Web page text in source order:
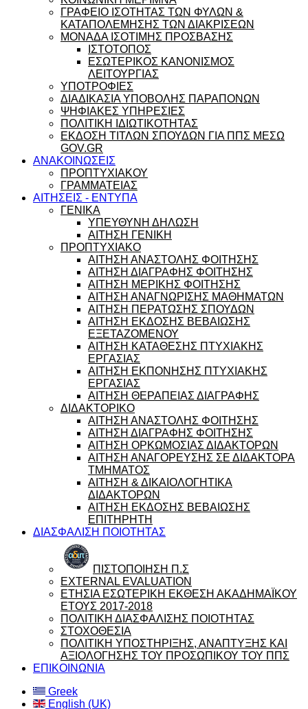
ΓΡΑΦΕΙΟ ΙΣΟΤΗΤΑΣ ΤΩΝ ΦΥΛΩΝ &
ΚΑΤΑΠΟΛΕΜΗΣΗΣ ΤΩΝ ΔΙΑΚΡΙΣΕΩΝ
ΜΟΝΑΔΑ ΙΣΟΤΙΜΗΣ ΠΡΟΣΒΑΣΗΣ
ΙΣΤΟΤΟΠΟΣ
ΕΣΩΤΕΡΙΚΟΣ ΚΑΝΟΝΙΣΜΟΣ
ΛΕΙΤΟΥΡΓΙΑΣ
ΥΠΟΤΡΟΦΙΕΣ
ΔΙΑΔΙΚΑΣΙΑ ΥΠΟΒΟΛΗΣ ΠΑΡΑΠΟΝΩΝ
ΨΗΦΙΑΚΕΣ ΥΠΗΡΕΣΙΕΣ
ΠΟΛΙΤΙΚΗ ΙΔΙΩΤΙΚΟΤΗΤΑΣ
ΕΚΔΟΣΗ ΤΙΤΛΩΝ ΣΠΟΥΔΩΝ ΓΙΑ ΠΠΣ ΜΕΣΩ
GOV.GR
ΑΝΑΚΟΙΝΩΣΕΙΣ
ΠΡΟΠΤΥΧΙΑΚΟΥ
ΓΡΑΜΜΑΤΕΙΑΣ
ΑΙΤΗΣΕΙΣ - ΕΝΤΥΠΑ
ΓΕΝΙΚΑ
ΥΠΕΥΘΥΝΗ ΔΗΛΩΣΗ
ΑΙΤΗΣΗ ΓΕΝΙΚΗ
ΠΡΟΠΤΥΧΙΑΚΟ
ΑΙΤΗΣΗ ΑΝΑΣΤΟΛΗΣ ΦΟΙΤΗΣΗΣ
ΑΙΤΗΣΗ ΔΙΑΓΡΑΦΗΣ ΦΟΙΤΗΣΗΣ
ΑΙΤΗΣΗ ΜΕΡΙΚΗΣ ΦΟΙΤΗΣΗΣ
ΑΙΤΗΣΗ ΑΝΑΓΝΩΡΙΣΗΣ ΜΑΘΗΜΑΤΩΝ
ΑΙΤΗΣΗ ΠΕΡΑΤΩΣΗΣ ΣΠΟΥΔΩΝ
ΑΙΤΗΣΗ ΕΚΔΟΣΗΣ ΒΕΒΑΙΩΣΗΣ
ΕΞΕΤΑΖΟΜΕΝΟΥ
ΑΙΤΗΣΗ ΚΑΤΑΘΕΣΗΣ ΠΤΥΧΙΑΚΗΣ
ΕΡΓΑΣΙΑΣ
ΑΙΤΗΣΗ ΕΚΠΟΝΗΣΗΣ ΠΤΥΧΙΑΚΗΣ
ΕΡΓΑΣΙΑΣ
ΑΙΤΗΣΗ ΘΕΡΑΠΕΙΑΣ ΔΙΑΓΡΑΦΗΣ
ΔΙΔΑΚΤΟΡΙΚΟ
ΑΙΤΗΣΗ ΑΝΑΣΤΟΛΗΣ ΦΟΙΤΗΣΗΣ
ΑΙΤΗΣΗ ΔΙΑΓΡΑΦΗΣ ΦΟΙΤΗΣΗΣ
ΑΙΤΗΣΗ ΟΡΚΩΜΟΣΙΑΣ ΔΙΔΑΚΤΟΡΩΝ
ΑΙΤΗΣΗ ΑΝΑΓΟΡΕΥΣΗΣ ΣΕ ΔΙΔΑΚΤΟΡΑ
ΤΜΗΜΑΤΟΣ
ΑΙΤΗΣΗ & ΔΙΚΑΙΟΛΟΓΗΤΙΚΑ
ΔΙΔΑΚΤΟΡΩΝ
ΑΙΤΗΣΗ ΕΚΔΟΣΗΣ ΒΕΒΑΙΩΣΗΣ
ΕΠΙΤΗΡΗΤΗ
ΔΙΑΣΦΑΛΙΣΗ ΠΟΙΟΤΗΤΑΣ
ΠΙΣΤΟΠΟΙΗΣΗ Π.Σ
EXTERNAL EVALUATION
ΕΤΗΣΙΑ ΕΣΩΤΕΡΙΚΗ ΕΚΘΕΣΗ ΑΚΑΔΗΜΑΪΚΟΥ
ΕΤΟΥΣ 2017-2018
ΠΟΛΙΤΙΚΗ ΔΙΑΣΦΑΛΙΣΗΣ ΠΟΙΟΤΗΤΑΣ
ΣΤΟΧΟΘΕΣΙΑ
ΠΟΛΙΤΙΚΗ ΥΠΟΣΤΗΡΙΞΗΣ, ΑΝΑΠΤΥΞΗΣ ΚΑΙ
ΑΞΙΟΛΟΓΗΣΗΣ ΤΟΥ ΠΡΟΣΩΠΙΚΟΥ ΤΟΥ ΠΠΣ
ΕΠΙΚΟΙΝΩΝΙΑ
Greek
English (UK)